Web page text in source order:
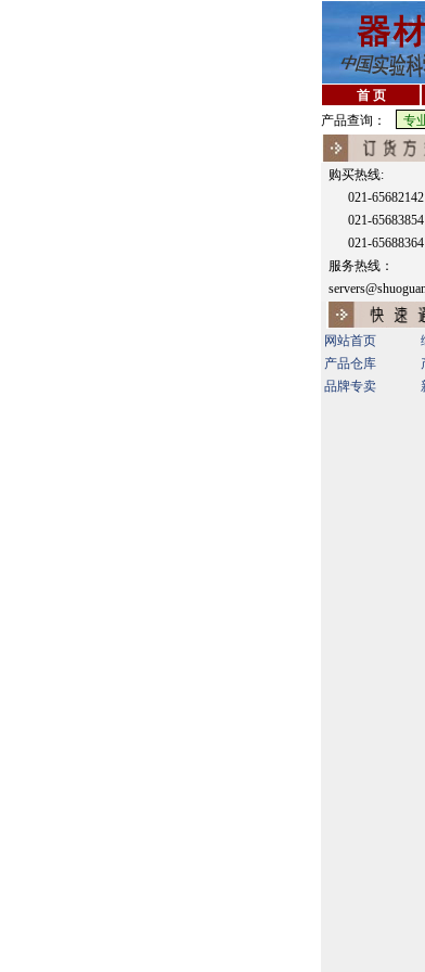
首 页
产品查询：
购买热线:
021-65682142
021-65683854
021-65688364
服务热线：
网站首页
产品仓库
品牌专卖